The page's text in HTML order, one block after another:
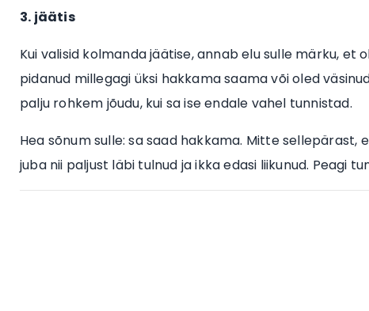
3. jäätis
Kui valisid kolmanda jäätise, annab elu sulle märku,
pidanud millegagi üksi hakkama saama või oled
palju rohkem jõudu, kui sa ise endale vahel tunnistad.
Hea sõnum sulle: sa saad hakkama. Mitte
juba nii paljust läbi tulnud ja ikka edasi liikunud. Peagi